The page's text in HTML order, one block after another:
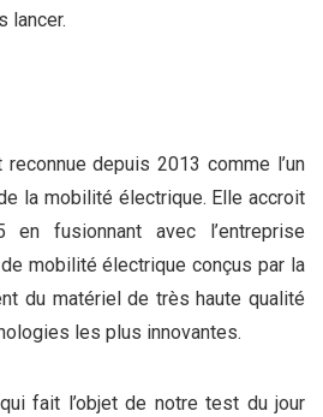
lancer.
depuis 2013 comme l’un
la mobilité électrique. Elle accroit
fusionnant avec l’entreprise
mobilité électrique conçus par la
du matériel de très haute qualité
les plus innovantes.
fait l’objet de notre test du jour